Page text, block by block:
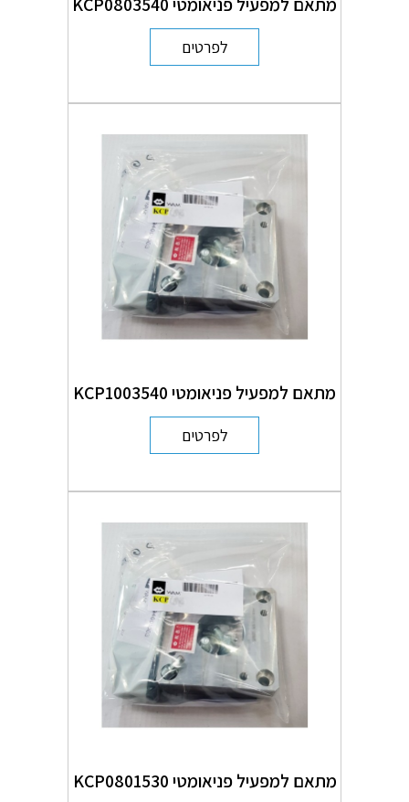
לפרטים
מתאם למפעיל פניאומטי KCP1003540
לפרטים
מתאם למפעיל פניאומטי KCP0801530